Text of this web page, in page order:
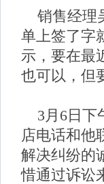
销售经理
单上签了字
示，要在最
也可以，但
3月6日下
店电话和他
解决纠纷的
惜通过诉讼